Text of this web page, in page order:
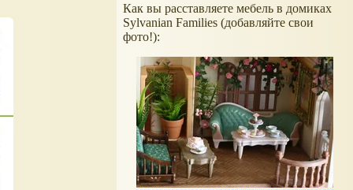
Как вы расставляете мебель в домиках
Sylvanian Families (добавляйте свои
фото!):